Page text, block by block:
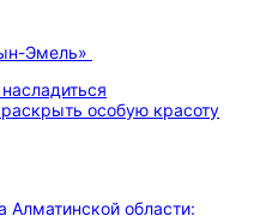
Эмель»
особую красоту